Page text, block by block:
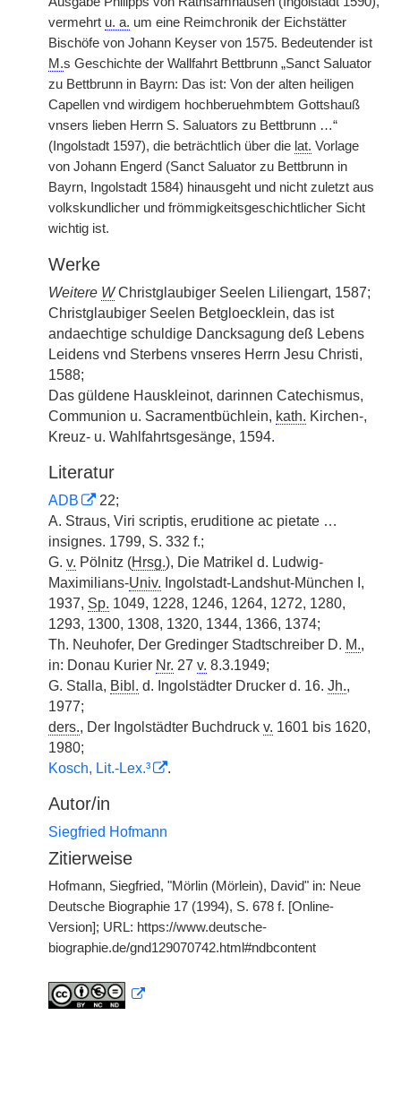
vermehrt u. a. um eine Reimchronik der Eichstätter
Bischöfe von Johann Keyser von 1575. Bedeutender ist
M.s Geschichte der Wallfahrt Bettbrunn „Sanct Saluator
zu Bettbrunn in Bayrn: Das ist: Von der alten heiligen
Capellen vnd wirdigem hochberuehmbtem Gottshauß
vnsers lieben Herrn S. Saluators zu Bettbrunn …“
(Ingolstadt 1597), die beträchtlich über die lat. Vorlage
von Johann Engerd (Sanct Saluator zu Bettbrunn in
Bayrn, Ingolstadt 1584) hinausgeht und nicht zuletzt aus
volkskundlicher und frömmigkeitsgeschichtlicher Sicht
wichtig ist.
Werke
Weitere WChristglaubiger Seelen Liliengart, 1587;
Christglaubiger Seelen Betgloecklein, das ist
andaechtige schuldige Dancksagung deß Lebens
Leidens vnd Sterbens vnseres Herrn Jesu Christi,
1588;
Das güldene Hauskleinot, darinnen Catechismus,
Communion u. Sacramentbüchlein, kath. Kirchen-,
Kreuz- u. Wahlfahrtsgesänge, 1594.
Literatur
ADB
22;
A. Straus, Viri scriptis, eruditione ac pietate …
insignes. 1799, S. 332 f.;
G. v. Pölnitz (Hrsg.), Die Matrikel d. Ludwig-
Maximilians-Univ. Ingolstadt-Landshut-München I,
1937, Sp. 1049, 1228, 1246, 1264, 1272, 1280,
1293, 1300, 1308, 1320, 1344, 1366, 1374;
Th. Neuhofer, Der Gredinger Stadtschreiber D. M.,
in: Donau Kurier Nr. 27 v. 8.3.1949;
G. Stalla, Bibl. d. Ingolstädter Drucker d. 16. Jh.,
1977;
ders., Der Ingolstädter Buchdruck v. 1601 bis 1620,
1980;
Kosch, Lit.-Lex.³
.
Autor/in
Siegfried Hofmann
Zitierweise
Hofmann, Siegfried, "Mörlin (Mörlein), David" in: Neue
Deutsche Biographie 17 (1994), S. 678 f. [Online-
Version]; URL: https://www.deutsche-
biographie.de/gnd129070742.html#ndbcontent